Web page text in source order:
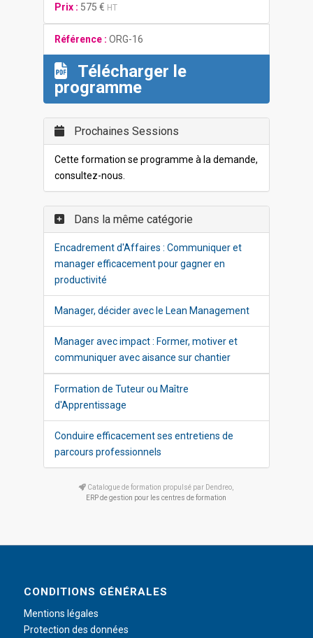
Prix : 575 € HT
Référence : ORG-16
Télécharger le
programme
Prochaines Sessions
Cette formation se programme à la demande,
consultez-nous.
Dans la même catégorie
Encadrement d'Affaires : Communiquer et
manager efficacement pour gagner en
productivité
Manager, décider avec le Lean Management
Manager avec impact : Former, motiver et
communiquer avec aisance sur chantier
Formation de Tuteur ou Maître
d'Apprentissage
Conduire efficacement ses entretiens de
parcours professionnels
Catalogue de formation propulsé par Dendreo,
ERP de gestion pour les centres de formation
CONDITIONS GÉNÉRALES
Mentions légales
Protection des données